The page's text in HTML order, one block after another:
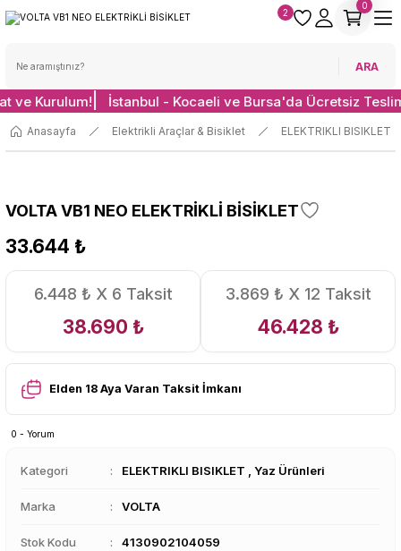
ARA
2
0
ve Kurulum! İstanbul - Kocaeli ve Bursa'da Ücretsiz
Anasayfa Elektrikli Araçlar & Bisiklet ELEKTRIKLI BISIKLET
VOLTA VB1 NEO ELEKTRİKLİ BİSİKLET
33.644 ₺
6.448 ₺ X 6 Taksit
38.690 ₺
3.869 ₺ X 12 Taksit
46.428 ₺
Elden 18 Aya Varan Taksit İmkanı
0 - Yorum
Kategori ELEKTRIKLI BISIKLET Yaz Ürünleri
Marka VOLTA
Stok Kodu 4130902104059